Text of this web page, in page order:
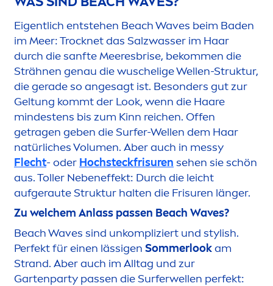
Eigentlich entstehen Beach Waves beim Baden
im Meer: Trocknet das Salzwasser im Haar
durch die sanfte Meeresbrise, bekommen die
Strähnen genau die wuschelige Wellen-Struktur,
die gerade so angesagt ist. Besonders gut zur
Geltung kommt der Look, wenn die Haare
mindestens bis zum Kinn reichen. Offen
getragen geben die Surfer-Wellen dem Haar
natürliches Volumen. Aber auch in messy
Flecht- oder Hochsteckfrisuren sehen sie schön
aus. Toller Nebeneffekt: Durch die leicht
aufgeraute Struktur halten die Frisuren länger.
Zu welchem Anlass passen Beach Waves?
Beach Waves sind unkompliziert und stylish.
Perfekt für einen lässigen Sommerlookam
Strand. Aber auch im Alltag und zur
Gartenparty passen die Surferwellen perfekt: